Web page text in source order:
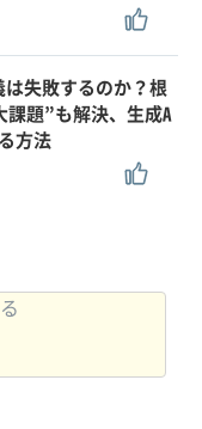
失敗するのか？根
課題”も解決、生成A
方法